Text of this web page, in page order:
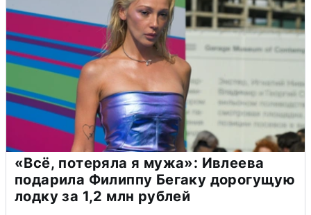
«Всё, потеряла я мужа»: Ивлеева
подарила Филиппу Бегаку дорогущую
лодку за 1,2 млн рублей